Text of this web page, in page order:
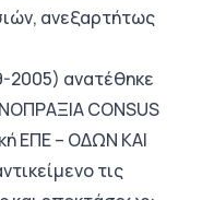
ανεξαρτήτως
2005) ανατέθηκε
CONSUS
ΕΠΕ – ΟΔΩΝ ΚΑΙ
τις